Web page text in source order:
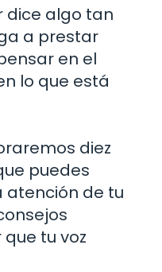
dice algo tan
a prestar
en el
lo que está
diez
puedes
atención de tu
tu voz